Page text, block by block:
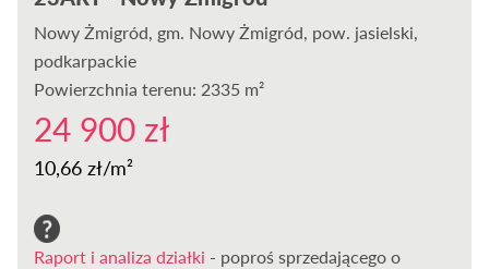
Nowy Żmigród, gm. Nowy Żmigród, pow. jasielski,
podkarpackie
Powierzchnia terenu: 2335 m²
24 900 zł
10,66 zł/m²
Raport i analiza działki - poproś sprzedającego o